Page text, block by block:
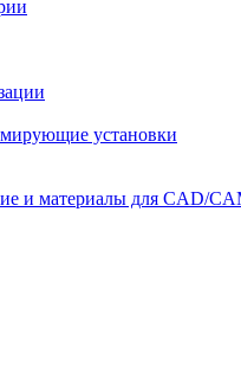
установки
и материалы для CAD/